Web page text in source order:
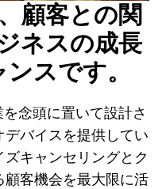
顧客との関
ネスの成長
スです。
念頭に置いて設計さ
バイスを提供してい
キャンセリングとク
顧客機会を最大限に活